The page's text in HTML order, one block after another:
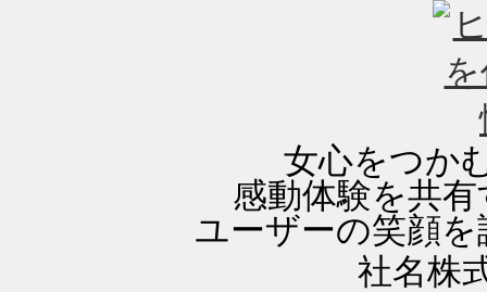
女心をつか
感動体験を共
ユーザーの笑顔
社名株